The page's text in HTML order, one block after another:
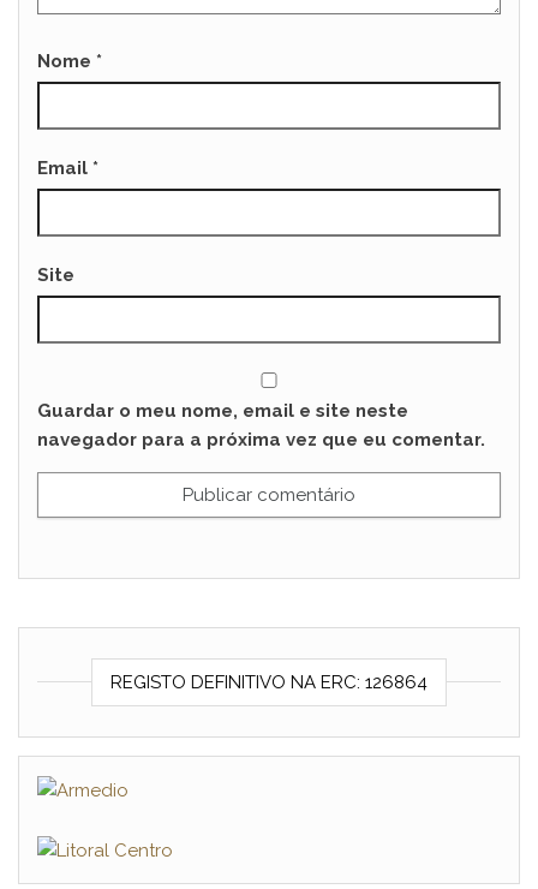
Nome *
Email *
Site
Guardar o meu nome, email e site neste
navegador para a próxima vez que eu comentar.
REGISTO DEFINITIVO NA ERC: 126864